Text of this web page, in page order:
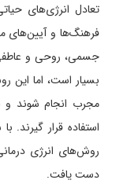
تعادل انرژی‌های
فرهنگ‌ها و آیین‌های
جسمی، روحی و عاطفی
بسیار است، اما این
مجرب انجام شوند و
استفاده قرار گیرند.
روش‌های انرژی
دست یافت.